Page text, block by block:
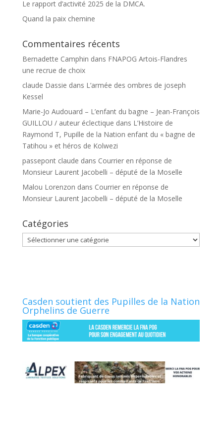
Le rapport d’activité 2025 de la DMCA.
Quand la paix chemine
Commentaires récents
Bernadette Camphin dans FNAPOG Artois-Flandres
une recrue de choix
claude Dassie dans L’armée des ombres de joseph
Kessel
Marie-Jo Audouard – L’enfant du bagne – Jean-François
GUILLOU / auteur éclectique dans L’Histoire de
Raymond T, Pupille de la Nation enfant du « bagne de
Tatihou » et héros de Kolwezi
passepont claude dans Courrier en réponse de
Monsieur Laurent Jacobelli – député de la Moselle
Malou Lorenzon dans Courrier en réponse de
Monsieur Laurent Jacobelli – député de la Moselle
Catégories
Catégories
Casden soutient des Pupilles de la Nation
Orphelins de Guerre